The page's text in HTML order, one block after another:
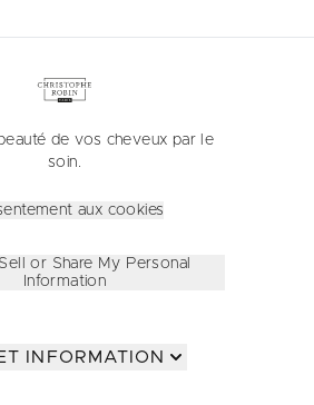
de vos cheveux par le
soin.
aux cookies
or Share My Personal
Information
INFORMATION